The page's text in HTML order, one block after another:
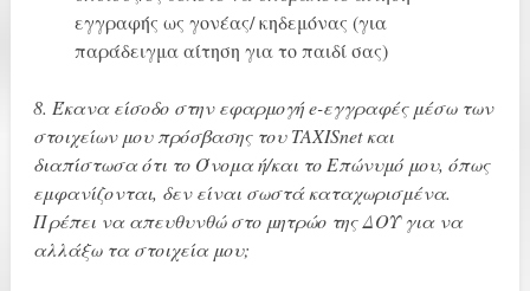
εγγραφής ως γονέας/ κηδεμόνας (για
παράδειγμα αίτηση για το παιδί σας)
8. Έκανα είσοδο στην εφαρμογή e-εγγραφές μέσω των
στοιχείων μου πρόσβασης του TAXISnet και
διαπίστωσα ότι το Όνομα ή/και το Επώνυμό μου, όπως
εμφανίζονται, δεν είναι σωστά καταχωρισμένα.
Πρέπει να απευθυνθώ στο μητρώο της ΔΟΥ για να
αλλάξω τα στοιχεία μου;